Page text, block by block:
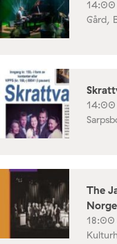
Gård,
The